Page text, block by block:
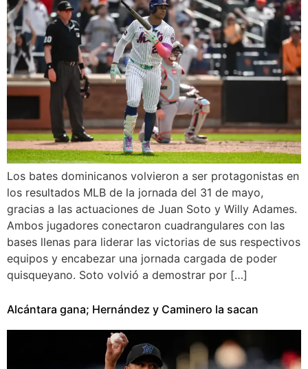
Los bates dominicanos volvieron a ser protagonistas en
los resultados MLB de la jornada del 31 de mayo,
gracias a las actuaciones de Juan Soto y Willy Adames.
Ambos jugadores conectaron cuadrangulares con las
bases llenas para liderar las victorias de sus respectivos
equipos y encabezar una jornada cargada de poder
quisqueyano. Soto volvió a demostrar por […]
Alcántara gana; Hernández y Caminero la sacan